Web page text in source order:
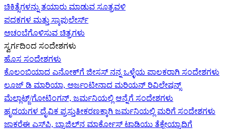
ಚಿಕಿತ್ಸೆಗಳನ್ನು ತಯಾರು ಮಾಡುವ ಸೂತ್ರವಳಿ
ಪದಕಗಳ ಮತ್ತು ಸ್ಕಾಪುಲೇರ್ಸ್
ಅಚಂಬೆಗೊಳಿಸುವ ಚಿತ್ರಗಳು
ಸ್ವರ್ಗದಿಂದ ಸಂದೇಶಗಳು
ಹೊಸ ಸಂದೇಶಗಳು
ಕೊಲಂಬಿಯಾದ ಎನೋಕ್‍ಗೆ ಜೀಸಸ್ ನನ್ನ ಒಳ್ಳೆಯ ಪಾಲಕರಾಗಿ ಸಂದೇಶಗಳು
ಲೂಜ್ ಡಿ ಮಾರಿಯಾ, ಅರ್ಜಂಟೀನಾದ ಮರಿಯನ್ ರಿವಿಲೇಷನ್ಸ್
ಮೆಲ್ಲಾಟ್ಜ್/ಗೋಟಿಂಗನ್, ಜರ್ಮನಿಯಲ್ಲಿ ಆನ್ನೆಗೆ ಸಂದೇಶಗಳು
ಹೃದಯಗಳ ದೈವಿಕ ಪ್ರಸ್ತುತೀಕರಣಕ್ಕಾಗಿ ಜರ್ಮನಿಯಲ್ಲಿ ಮರಿಗೆ ಸಂದೇಶಗಳು
ಜಾಕರೆಈ ಎಸ್‌ಪಿ, ಬ್ರಾಜಿಲ್‌ನ ಮಾರ್ಕೋಸ್ ಟಾಡಿಯು ತೆಕ್ಸೇಯ್ರಾದಿಗೆ